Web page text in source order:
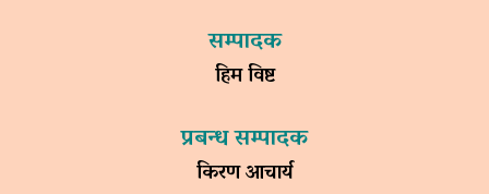
सम्पादक
हिम विष्ट
प्रबन्ध सम्पादक
किरण आचार्य